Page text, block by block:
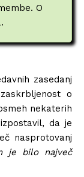
O
zasedanj
o
nekaterih
da je
nasprotovanj
je bilo največ